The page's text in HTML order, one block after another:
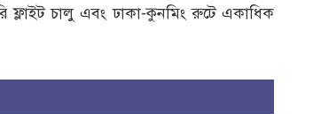
ফ্লাইট চালু এবং ঢাকা-কুনমিং রুটে একাধিক